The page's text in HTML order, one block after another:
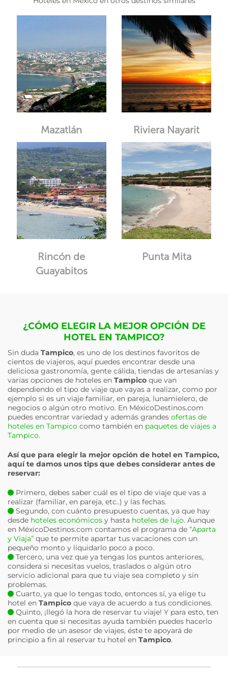
Mazatlán Riviera Nayarit
Rincón de
Guayabitos
Punta Mita
¿CÓMO ELEGIR LA MEJOR OPCIÓN DE
HOTEL EN TAMPICO?
Sin duda Tampico, es uno de los destinos favoritos de
cientos de viajeros, aquí puedes encontrar desde una
deliciosa gastronomía, gente cálida, tiendas de artesanías y
varias opciones de hoteles en Tampico que van
dependiendo el tipo de viaje que vayas a realizar, como por
ejemplo si es un viaje familiar, en pareja, lunamielero, de
negocios o algún otro motivo. En MéxicoDestinos.com
puedes encontrar variedad y además grandes ofertas de
hoteles en Tampico como también en paquetes de viajes a
Tampico.
Así que para elegir la mejor opción de hotel en Tampico,
aquí te damos unos tips que debes considerar antes de
reservar:
Primero, debes saber cuál es el tipo de viaje que vas a
realizar (familiar, en pareja, etc..) y las fechas.
Segundo, con cuánto presupuesto cuentas, ya que hay
desde hoteles económicos y hasta hoteles de lujo. Aunque
en MéxicoDestinos.com contamos el programa de “Aparta
y Viaja” que te permite apartar tus vacaciones con un
pequeño monto y liquidarlo poco a poco.
Tercero, una vez que ya tengas los puntos anteriores,
considera si necesitas vuelos, traslados o algún otro
servicio adicional para que tu viaje sea completo y sin
problemas.
Cuarto, ya que lo tengas todo, entonces sí, ya elige tu
hotel en Tampico que vaya de acuerdo a tus condiciones.
Quinto, ¡llegó la hora de reservar tu viaje! Y para esto, ten
en cuenta que si necesitas ayuda también puedes hacerlo
por medio de un asesor de viajes, éste te apoyará de
principio a fin al reservar tu hotel en Tampico.